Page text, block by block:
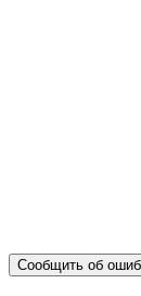
Сообщить об